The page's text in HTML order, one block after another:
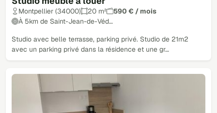
Montpellier (34000) 20 m²
590 € / mois
À 5km de Saint-Jean-de-Véd…
Studio avec belle terrasse, parking privé. Studio de 21m2
avec un parking privé dans la résidence et une gr…